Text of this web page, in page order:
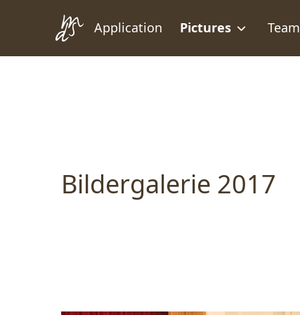
Zum Inhalt springen
Zur Fußzeile springen
Application Pictures Team
Bildergalerie 2017